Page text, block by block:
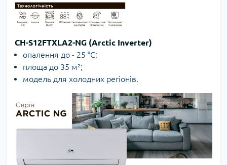
CH-S12FTXLA2-NG (Arctic Inverter)
опалення до - 25 °C;
площа до 35 м²;
модель для холодних регіонів.